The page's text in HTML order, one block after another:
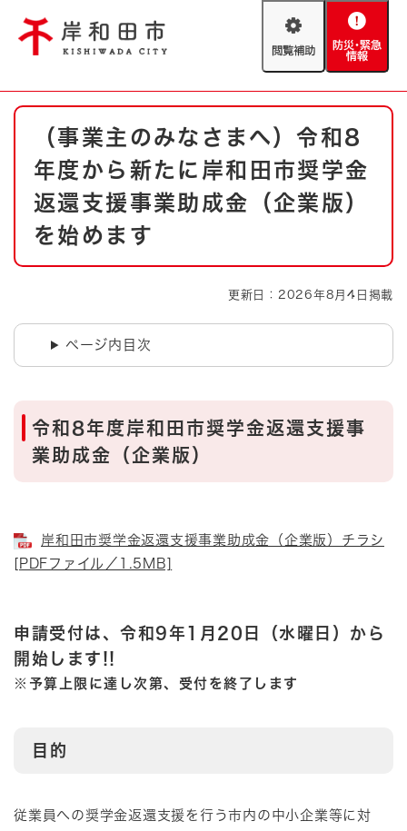
閲
助
防
緊
情
報
やさしい日本語
文字サイズ 標準 拡大
背景色変更 白 黒 青
とじる
防災・緊急情報 救急・消防
ハザードマップ AED設置箇所
本
（事業主のみなさまへ）令和8
年度から新たに岸和田市奨学金
返還支援事業助成金（企業版）
を始めます
更新日：2026年8月4日掲載
ページ内目次
令和8年度岸和田市奨学金返還支援事
業助成金（企業版）
岸和田市奨学金返還支援事業助成金（企業版）チラシ
[PDFファイル／1.5MB]
申請受付は、令和9年1月20日（水曜日）から
開始します!!
※予算上限に達し次第、受付を終了します
目的
従業員への奨学金返還支援を行う市内の中小企業等に対